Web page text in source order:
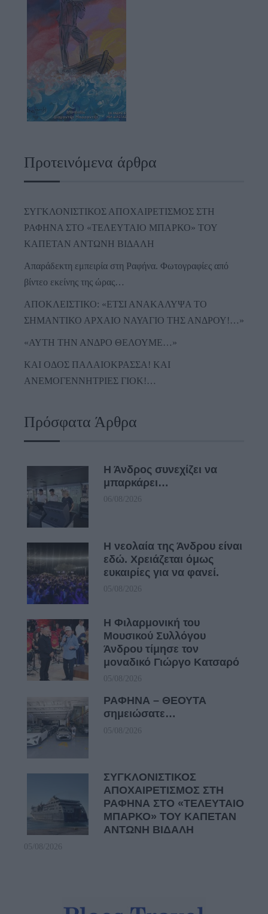
Προτεινόμενα άρθρα
ΣΥΓΚΛΟΝΙΣΤΙΚΟΣ ΑΠΟΧΑΙΡΕΤΙΣΜΟΣ ΣΤΗ
ΡΑΦΗΝΑ ΣΤΟ «ΤΕΛΕΥΤΑΙΟ ΜΠΑΡΚΟ» ΤΟΥ
ΚΑΠΕΤΑΝ ΑΝΤΩΝΗ ΒΙΔΑΛΗ
Απαράδεκτη εμπειρία στη Ραφήνα. Φωτογραφίες από
βίντεο εκείνης της ώρας…
ΑΠΟΚΛΕΙΣΤΙΚΟ: «ΕΤΣΙ ΑΝΑΚΑΛΥΨΑ ΤΟ
ΣΗΜΑΝΤΙΚΟ ΑΡΧΑΙΟ ΝΑΥΑΓΙΟ ΤΗΣ ΑΝΔΡΟΥ!…»
«ΑΥΤΗ ΤΗΝ ΑΝΔΡΟ ΘΕΛΟΥΜΕ…»
ΚΑΙ ΟΔΟΣ ΠΑΛΑIΟΚΡΑΣΣΑ! ΚΑΙ
ΑΝΕΜΟΓΕΝΝΗΤΡΙΕΣ ΓΙΟΚ!…
Πρόσφατα Άρθρα
Η Άνδρος συνεχίζει να
μπαρκάρει…
06/08/2026
Η νεολαία της Άνδρου είναι
εδώ. Χρειάζεται όμως
ευκαιρίες για να φανεί.
05/08/2026
Η Φιλαρμονική του
Μουσικού Συλλόγου
Άνδρου τίμησε τον
μοναδικό Γιώργο Κατσαρό
05/08/2026
ΡΑΦΗΝΑ – ΘΕΟΥΤΑ
σημειώσατε…
05/08/2026
ΣΥΓΚΛΟΝΙΣΤΙΚΟΣ
ΑΠΟΧΑΙΡΕΤΙΣΜΟΣ ΣΤΗ
ΡΑΦΗΝΑ ΣΤΟ «ΤΕΛΕΥΤΑΙΟ
ΜΠΑΡΚΟ» ΤΟΥ ΚΑΠΕΤΑΝ
ΑΝΤΩΝΗ ΒΙΔΑΛΗ
05/08/2026